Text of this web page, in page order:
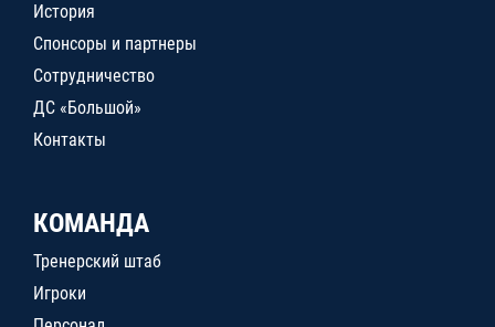
История
Спонсоры и партнеры
Сотрудничество
ДС «Большой»
Контакты
КОМАНДА
Тренерский штаб
Игроки